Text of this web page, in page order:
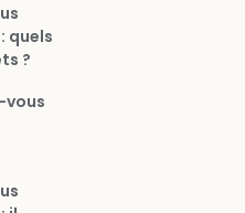
quels
?
vous